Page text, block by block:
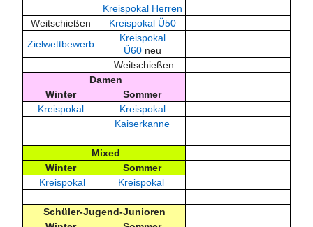
Kreispokal Herren
Weitschießen
Kreispokal Ü50
Zielwettbewerb
Kreispokal
Ü60neu
Weitschießen
Damen
Winter
Sommer
Kreispokal
Kreispokal
Kaiserkanne
Mixed
Winter
Sommer
Kreispokal
Kreispokal
Schüler-Jugend-Junioren